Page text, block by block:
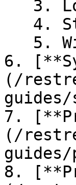
6.
(/
guides/
7.
(/
8.